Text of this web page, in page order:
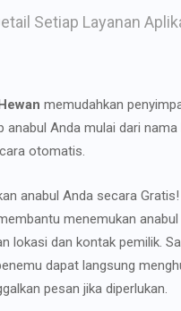
Setiap Layanan
memudahkan
anabul Anda mulai dari
otomatis.
anabul Anda secara
menemukan anabul
lokasi dan kontak pemilik.
dapat langsung
pesan jika diperlukan.